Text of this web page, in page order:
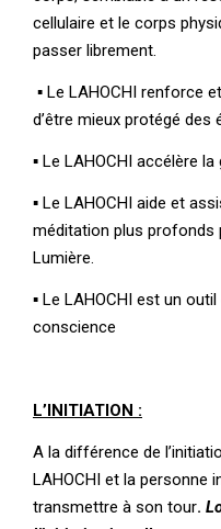
cellulaire et le corps
passer librement.
▪ Le LAHOCHI renforce
d’être mieux protégé des
▪ Le LAHOCHI accélère la
▪ Le LAHOCHI aide et
méditation plus profonds
Lumière.
▪ Le LAHOCHI est un
conscience
L’INITIATION :
A la différence de
LAHOCHI et la personne
transmettre à son tour.